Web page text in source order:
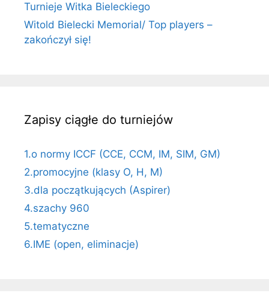
Turnieje Witka Bieleckiego
Witold Bielecki Memorial/ Top players –
zakończył się!
Zapisy ciągłe do turniejów
1.o normy ICCF (CCE, CCM, IM, SIM, GM)
2.promocyjne (klasy O, H, M)
3.dla początkujących (Aspirer)
4.szachy 960
5.tematyczne
6.IME (open, eliminacje)